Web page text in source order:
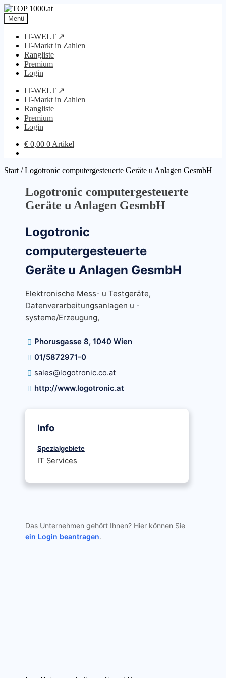
Zur
Navigation
springen
Zum
Inhalt
springen
Menü
IT-WELT ↗
IT-Markt in Zahlen
Rangliste
Premium
Login
IT-WELT ↗
IT-Markt in Zahlen
Rangliste
Premium
Login
€ 0,00 0 Artikel
Start /Logotronic computergesteuerte Geräte u Anlagen GesmbH
Logotronic computergesteuerte
Geräte u Anlagen GesmbH
Logotronic
computergesteuerte
Geräte u Anlagen GesmbH
Elektronische Mess- u Testgeräte,
Datenverarbeitungsanlagen u -
systeme/Erzeugung,
Phorusgasse 8, 1040 Wien
01/5872971-0
sales@logotronic.co.at
http://www.logotronic.at
Info
Spezialgebiete
IT Services
Das Unternehmen gehört Ihnen? Hier können Sie
ein Login beantragen.